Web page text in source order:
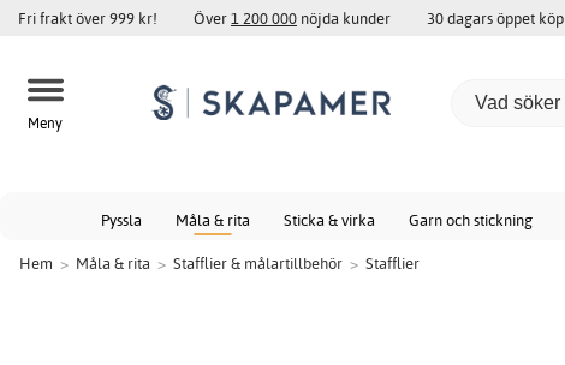
Fri frakt över 999 kr! Över1 200 000 nöjda kunder 30 dagars öppet köp
Meny
Pyssla Måla & rita Sticka & virka Garn och stickning
Hem > Måla & rita > Stafflier & målartillbehör > Stafflier